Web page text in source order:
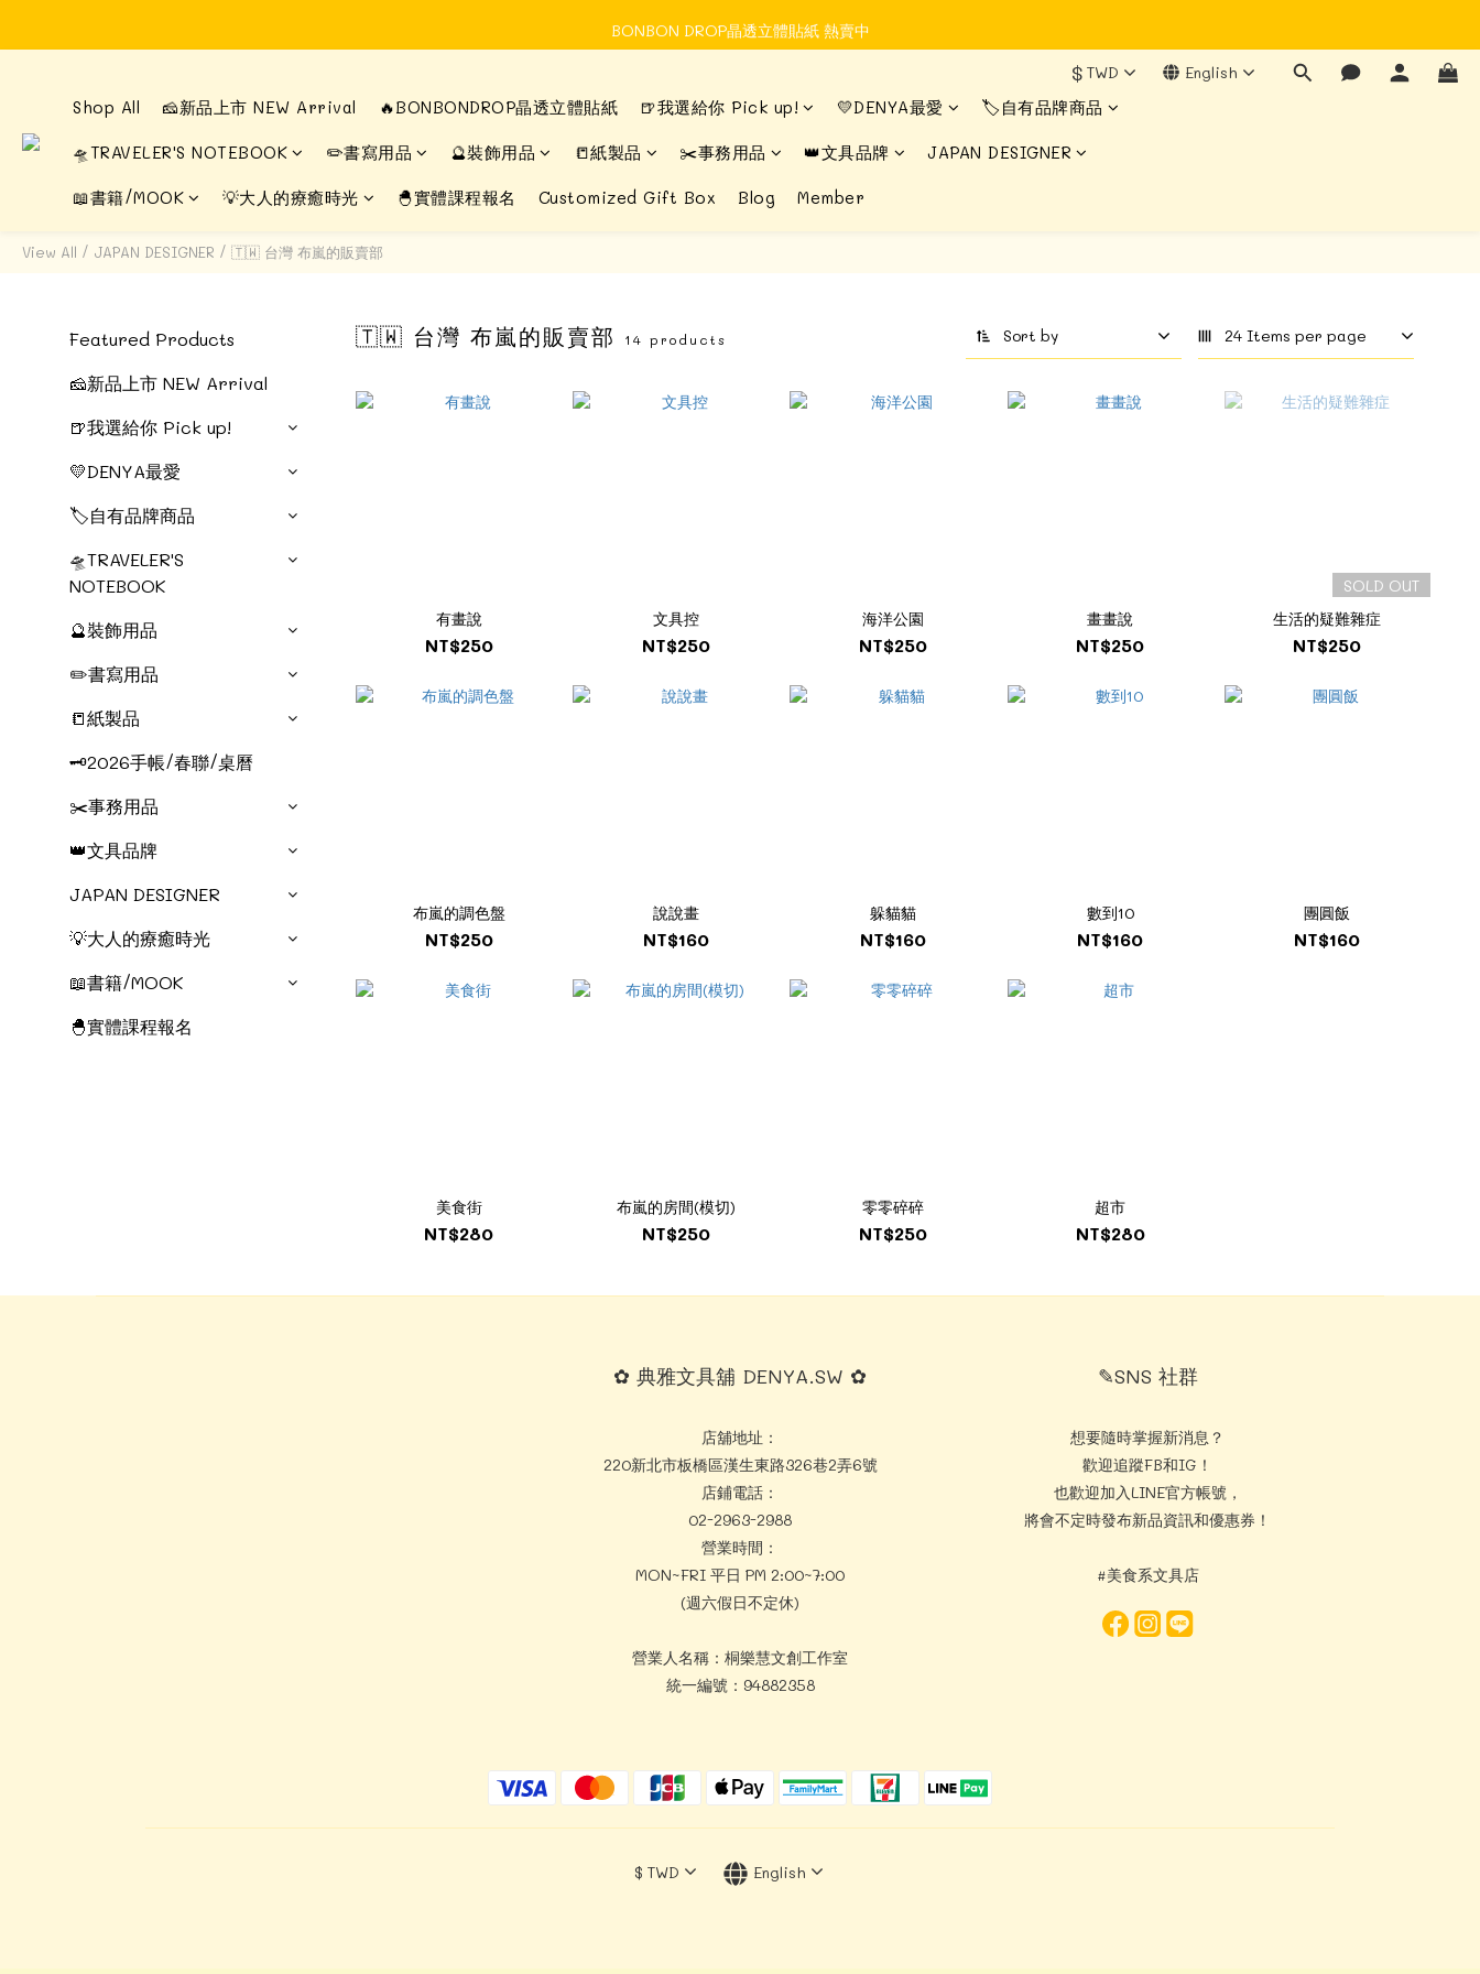
Time to enjoy STATIONERY!
BONBON DROP晶透立體貼紙 熱賣中
Time to enjoy STATIONERY!
$ TWD English
Shop All 🧀新品上市 NEW Arrival 🔥BONBONDROP晶透立體貼紙 🍺我選給你 Pick up! 💛DENYA最愛 🏷️自有品牌商品
🛸TRAVELER'S NOTEBOOK ✏️書寫用品 🔮裝飾用品 📒紙製品 ✂️事務用品 👑文具品牌 JAPAN DESIGNER
📖書籍/MOOK 💡大人的療癒時光 🐣實體課程報名 Customized Gift Box Blog Member
View All / JAPAN DESIGNER / 🇹🇼 台灣 布嵐的販賣部
Featured Products
🧀新品上市 NEW Arrival
🍺我選給你 Pick up!
💛DENYA最愛
🏷️自有品牌商品
🛸TRAVELER'S
NOTEBOOK
🔮裝飾用品
✏️書寫用品
📒紙製品
🗝️2026手帳/春聯/桌曆
✂️事務用品
👑文具品牌
JAPAN DESIGNER
💡大人的療癒時光
📖書籍/MOOK
🐣實體課程報名
🇹🇼 台灣 布嵐的販賣部 14 products Sort by 24 Items per page
有畫說
NT$250
文具控
NT$250
海洋公園
NT$250
畫畫說
NT$250
SOLD OUT
生活的疑難雜症
NT$250
布嵐的調色盤
NT$250
說說畫
NT$160
躲貓貓
NT$160
數到10
NT$160
團圓飯
NT$160
美食街
NT$280
布嵐的房間(模切)
NT$250
零零碎碎
NT$250
超市
NT$280
✿ 典雅文具舖 DENYA.SW ✿
店舖地址：
220新北市板橋區漢生東路326巷2弄6號
店鋪電話：
02-2963-2988
營業時間：
MON~FRI 平日 PM 2:00~7:00
(週六假日不定休)
營業人名稱：桐樂慧文創工作室
統一編號：94882358
✎SNS 社群
想要隨時掌握新消息？
歡迎追蹤FB和IG！
也歡迎加入LINE官方帳號，
將會不定時發布新品資訊和優惠券！
#美食系文具店
$ TWD English